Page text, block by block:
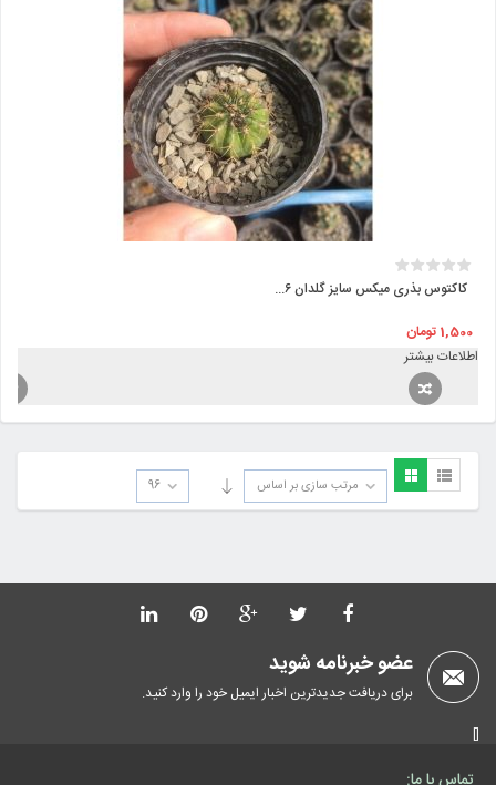
کاکتوس بذری میکس سایز گلدان ۶...
1,500 تومان
اطلاعات بیشتر
مرتب سازی بر اساس 96
عضو خبرنامه شوید
برای دریافت جدیدترین اخبار ایمیل خود را وارد کنید.
[]